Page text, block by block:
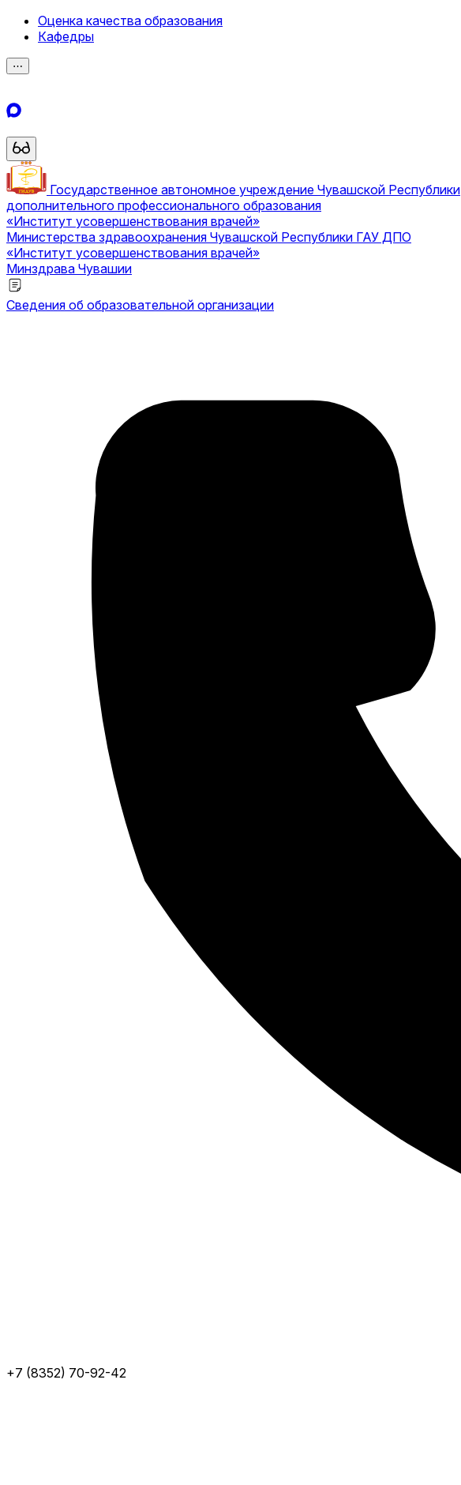
Оценка качества образования
Кафедры
⋯
Государственное автономное учреждение Чувашской Республики
дополнительного профессионального образования
«Институт усовершенствования врачей»
Министерства здравоохранения Чувашской Республики ГАУ ДПО
«Институт усовершенствования врачей»
Минздрава Чувашии
Сведения об образовательной организации
+7 (8352) 70-92-42